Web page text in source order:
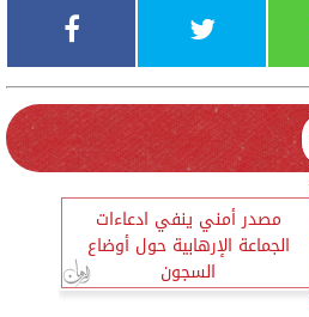
مصدر أمني ينفي ادعاءات
الجماعة الإرهابية حول أوضاع
السجون